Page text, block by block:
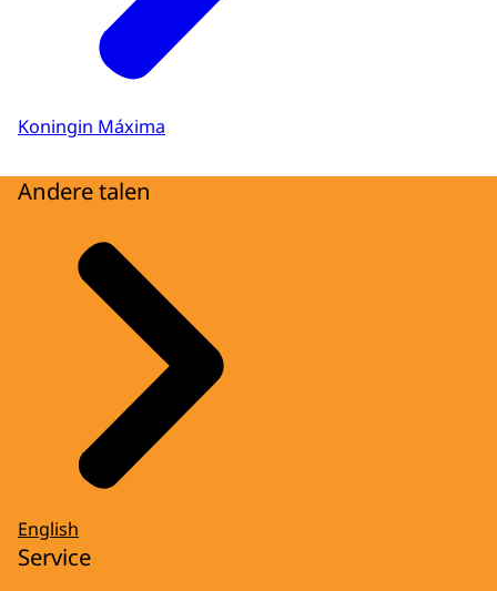
Koningin Máxima
Andere talen
English
Service